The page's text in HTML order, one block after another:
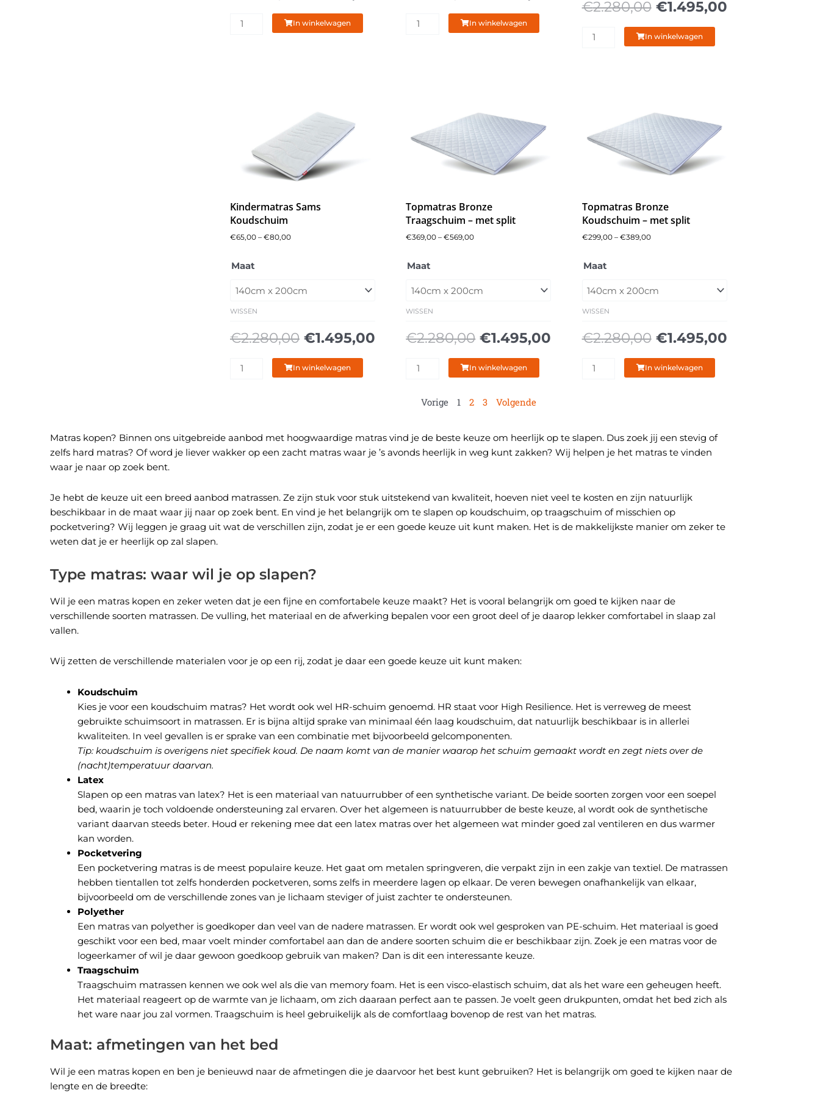
In winkelwagen In winkelwagen
€2.280,00 €1.495,00
In winkelwagen
Kindermatras Sams
Koudschuim
€65,00 – €80,00
€80,00
Maat
WISSEN
€2.280,00
Oorspronkelijke
was:
€1.495,00
Huidige
€1.495,00.
Caresse
3850
aantal
In winkelwagen
Topmatras Bronze
Traagschuim – met split
€369,00 – €569,00
€569,00
Maat
WISSEN
€2.280,00
Oorspronkelijke
was:
€1.495,00
Huidige
€1.495,00.
Caresse
3850
aantal
In winkelwagen
Topmatras Bronze
Koudschuim – met split
€299,00 – €389,00
€389,00
Maat
WISSEN
€2.280,00
was:
€1.495,00
Caresse
3850
aantal
In winkelwagen
Vorige 1 2 3 Volgende
Matras kopen? Binnen ons uitgebreide aanbod met hoogwaardige matras vind je de beste keuze om heerlijk op te slapen. Dus zoek jij een stevig of
zelfs hard matras? Of word je liever wakker op een zacht matras waar je ’s avonds heerlijk in weg kunt zakken? Wij helpen je het matras te vinden
waar je naar op zoek bent.
Je hebt de keuze uit een breed aanbod matrassen. Ze zijn stuk voor stuk uitstekend van kwaliteit, hoeven niet veel te kosten en zijn natuurlijk
beschikbaar in de maat waar jij naar op zoek bent. En vind je het belangrijk om te slapen op koudschuim, op traagschuim of misschien op
pocketvering? Wij leggen je graag uit wat de verschillen zijn, zodat je er een goede keuze uit kunt maken. Het is de makkelijkste manier om zeker te
weten dat je er heerlijk op zal slapen.
Type matras: waar wil je op slapen?
Wil je een matras kopen en zeker weten dat je een fijne en comfortabele keuze maakt? Het is vooral belangrijk om goed te kijken naar de
verschillende soorten matrassen. De vulling, het materiaal en de afwerking bepalen voor een groot deel of je daarop lekker comfortabel in slaap zal
vallen.
Wij zetten de verschillende materialen voor je op een rij, zodat je daar een goede keuze uit kunt maken:
Koudschuim
Kies je voor een koudschuim matras? Het wordt ook wel HR-schuim genoemd. HR staat voor High Resilience. Het is verreweg de meest
gebruikte schuimsoort in matrassen. Er is bijna altijd sprake van minimaal één laag koudschuim, dat natuurlijk beschikbaar is in allerlei
kwaliteiten. In veel gevallen is er sprake van een combinatie met bijvoorbeeld gelcomponenten.
Tip: koudschuim is overigens niet specifiek koud. De naam komt van de manier waarop het schuim gemaakt wordt en zegt niets over de
(nacht)temperatuur daarvan.
Latex
Slapen op een matras van latex? Het is een materiaal van natuurrubber of een synthetische variant. De beide soorten zorgen voor een soepel
bed, waarin je toch voldoende ondersteuning zal ervaren. Over het algemeen is natuurrubber de beste keuze, al wordt ook de synthetische
variant daarvan steeds beter. Houd er rekening mee dat een latex matras over het algemeen wat minder goed zal ventileren en dus warmer
kan worden.
Pocketvering
Een pocketvering matras is de meest populaire keuze. Het gaat om metalen springveren, die verpakt zijn in een zakje van textiel. De matrassen
hebben tientallen tot zelfs honderden pocketveren, soms zelfs in meerdere lagen op elkaar. De veren bewegen onafhankelijk van elkaar,
bijvoorbeeld om de verschillende zones van je lichaam steviger of juist zachter te ondersteunen.
Polyether
Een matras van polyether is goedkoper dan veel van de nadere matrassen. Er wordt ook wel gesproken van PE-schuim. Het materiaal is goed
geschikt voor een bed, maar voelt minder comfortabel aan dan de andere soorten schuim die er beschikbaar zijn. Zoek je een matras voor de
logeerkamer of wil je daar gewoon goedkoop gebruik van maken? Dan is dit een interessante keuze.
Traagschuim
Traagschuim matrassen kennen we ook wel als die van memory foam. Het is een visco-elastisch schuim, dat als het ware een geheugen heeft.
Het materiaal reageert op de warmte van je lichaam, om zich daaraan perfect aan te passen. Je voelt geen drukpunten, omdat het bed zich als
het ware naar jou zal vormen. Traagschuim is heel gebruikelijk als de comfortlaag bovenop de rest van het matras.
Maat: afmetingen van het bed
Wil je een matras kopen en ben je benieuwd naar de afmetingen die je daarvoor het best kunt gebruiken? Het is belangrijk om goed te kijken naar de
lengte en de breedte: